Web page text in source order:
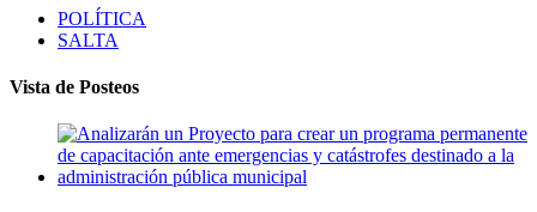
POLÍTICA
SALTA
Vista de Posteos